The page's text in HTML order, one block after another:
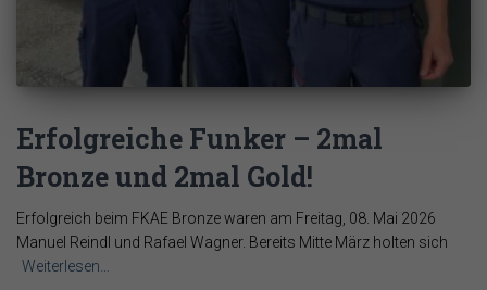
Erfolgreiche Funker – 2mal
Bronze und 2mal Gold!
Erfolgreich beim FKAE Bronze waren am Freitag, 08. Mai 2026
Manuel Reindl und Rafael Wagner. Bereits Mitte März holten sich
Weiterlesen…